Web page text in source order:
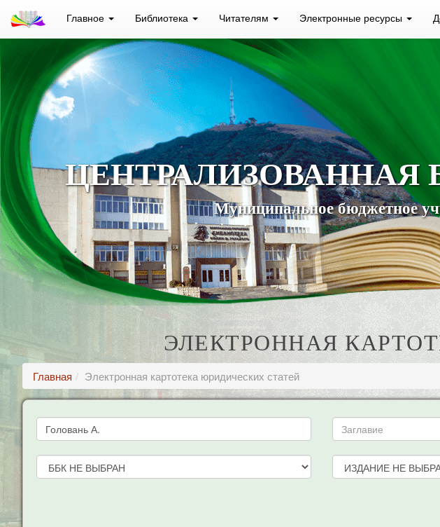
Главное Библиотека Читателям Электронные ресурсы
Муниципальное бюджетное
ЭЛЕКТРОННАЯ
Главная Электронная картотека юридических статей